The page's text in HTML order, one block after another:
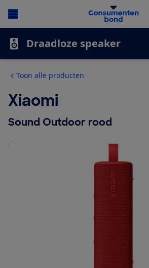
Draadloze speaker
Toon alle producten
Xiaomi
Sound Outdoor rood